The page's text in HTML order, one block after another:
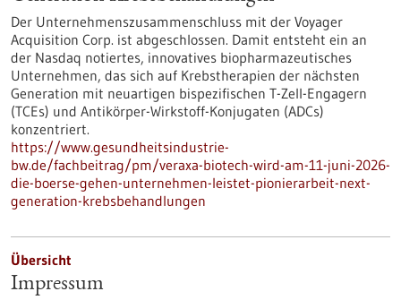
Der Unternehmenszusammenschluss mit der Voyager
Acquisition Corp. ist abgeschlossen. Damit entsteht ein an
der Nasdaq notiertes, innovatives biopharmazeutisches
Unternehmen, das sich auf Krebstherapien der nächsten
Generation mit neuartigen bispezifischen T-Zell-Engagern
(TCEs) und Antikörper-Wirkstoff-Konjugaten (ADCs)
konzentriert.
https://www.gesundheitsindustrie-
bw.de/fachbeitrag/pm/veraxa-biotech-wird-am-11-juni-2026-
die-boerse-gehen-unternehmen-leistet-pionierarbeit-next-
generation-krebsbehandlungen
Übersicht
Impressum